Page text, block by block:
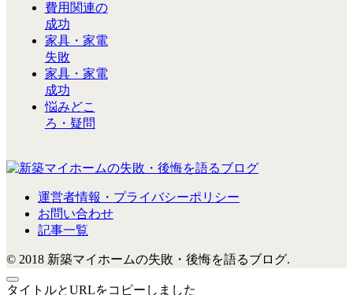
費用関連の
成功
家具・家電
失敗
家具・家電
成功
悩みどこ
ろ・疑問
運営者情報・プライバシーポリシー
お問い合わせ
記事一覧
© 2018 新築マイホームの失敗・後悔を語るブログ.
タイトルとURLをコピーしました